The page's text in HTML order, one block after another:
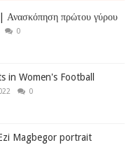
πρώτου γύρου
0
in Women's Football
0
Magbegor portrait